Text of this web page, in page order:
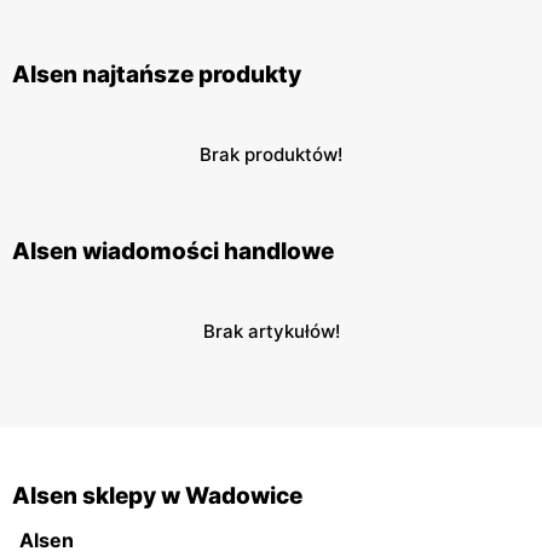
Alsen najtańsze produkty
Brak produktów!
Alsen wiadomości handlowe
Brak artykułów!
Alsen sklepy w Wadowice
Alsen